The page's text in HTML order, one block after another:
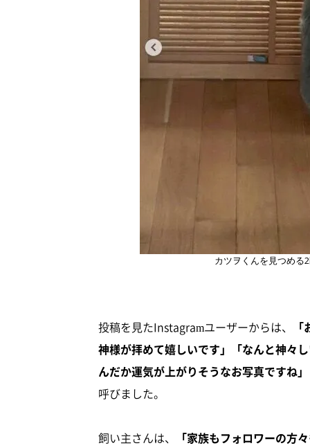
カツヲくんを見つめる
投稿を見たInstagramユーザーからは、
神様が拝めて嬉しいです」「なんと神
んだか運気が上がりそうなお写真ですね
呼びました。
飼い主さんは、 「家族もフォロワーの方